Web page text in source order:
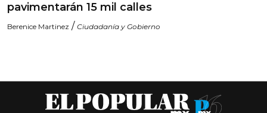
pavimentarán 15 mil calles
Berenice Martinez / Ciudadanía y Gobierno